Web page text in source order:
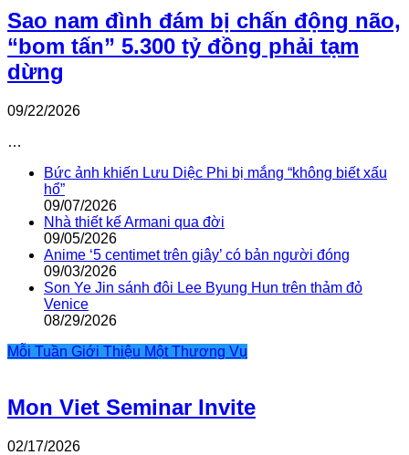
Sao nam đình đám bị chấn động não,
“bom tấn” 5.300 tỷ đồng phải tạm
dừng
09/22/2026
…
Bức ảnh khiến Lưu Diệc Phi bị mắng “không biết xấu
hổ”
09/07/2026
Nhà thiết kế Armani qua đời
09/05/2026
Anime ‘5 centimet trên giây’ có bản người đóng
09/03/2026
Son Ye Jin sánh đôi Lee Byung Hun trên thảm đỏ
Venice
08/29/2026
Mỗi Tuần Giới Thiệu Một Thương Vụ
Mon Viet Seminar Invite
02/17/2026